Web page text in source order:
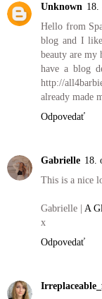
Unknown 18.
Hello from
blog and I
beauty are
have a blog
http://
already made
Odpovedať
Gabrielle 18.
This is a nice
Gabrielle | A
x
Odpovedať